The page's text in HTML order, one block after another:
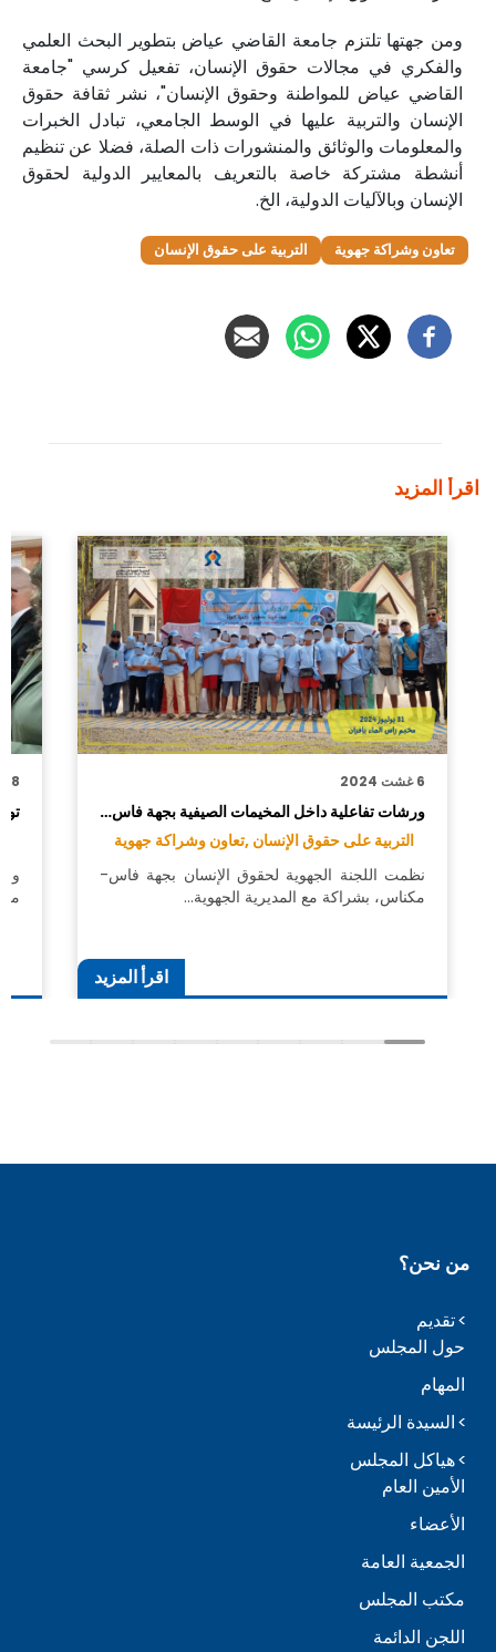
ومن جهتها تلتزم جامعة القاضي عياض بتطوير البحث العلمي
والفكري في مجالات حقوق الإنسان، تفعيل كرسي "جامعة
القاضي عياض للمواطنة وحقوق الإنسان"، نشر ثقافة حقوق
الإنسان والتربية عليها في الوسط الجامعي، تبادل الخبرات
والمعلومات والوثائق والمنشورات ذات الصلة، فضلا عن تنظيم
أنشطة مشتركة خاصة بالتعريف بالمعايير الدولية لحقوق
الإنسان وبالآليات الدولية، الخ.
تعاون وشراكة جهوية التربية على حقوق الإنسان
اقرأ المزيد
6 غشت 2024
ورشات تفاعلية داخل المخيمات الصيفية بجهة فاس…
التربية على حقوق الإنسان ,تعاون وشراكة جهوية
نظمت اللجنة الجهوية لحقوق الإنسان بجهة فاس-
مكناس، بشراكة مع المديرية الجهوية…
اقرأ المزيد
28 يونيو 2024
من نحن؟
تقديم
حول المجلس
المهام
السيدة الرئيسة
هياكل المجلس
الأمين العام
الأعضاء
الجمعية العامة
مكتب المجلس
اللجن الدائمة